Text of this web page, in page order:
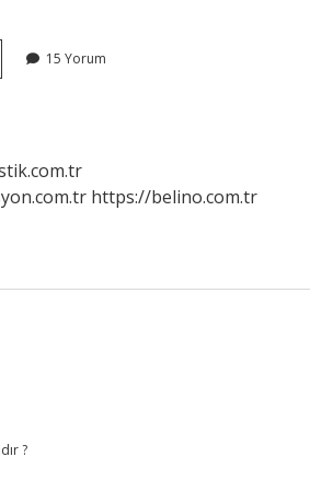
15 Yorum
https://belino.com.tr
?